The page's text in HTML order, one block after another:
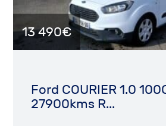
13 490€
Ford COURIER 1.0
27900kms R...